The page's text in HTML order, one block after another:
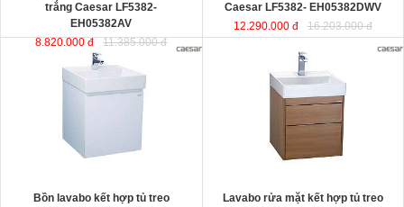
trắng Caesar LF5382-
EH05382AV
8.820.000 đ
11.385.000 đ
Caesar LF5382- EH05382DWV
12.290.000 đ
16.203.000 đ
Bồn lavabo kết hợp tủ treo tường
màu trắng Caesar LF5380-
EH05380AV
ược thiết kế đầy cảm
lượng thẩm mỹ của không gian
Bồn lavabo kết hợp tủ treo
Lavabo rửa mặt kết hợp tủ treo
Caesar LF5380- EH05380DWV
ược thiết kế đầy cảm hứng và sáng
tạo theo phong cách tối giản hiện
đại. Thể hiện chất lượng thẩm mỹ
của không gian phòng tắm.
: 500x500x100 mm.
Lavabo rửa mặt kết hợp tủ treo